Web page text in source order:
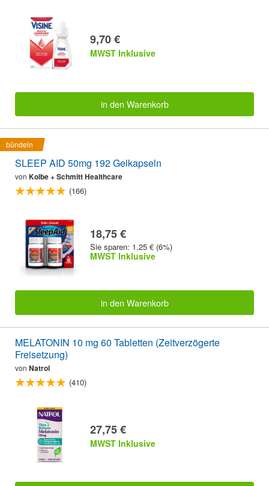
9,70 €
MWST Inklusive
in den Warenkorb
bündeln
SLEEP AID 50mg 192 Gelkapseln
von Kolbe + Schmitt Healthcare
(166)
18,75 €
Sie sparen: 1,25 € (6%)
MWST Inklusive
in den Warenkorb
MELATONIN 10 mg 60 Tabletten (Zeitverzögerte
Freisetzung)
von Natrol
(410)
27,75 €
MWST Inklusive